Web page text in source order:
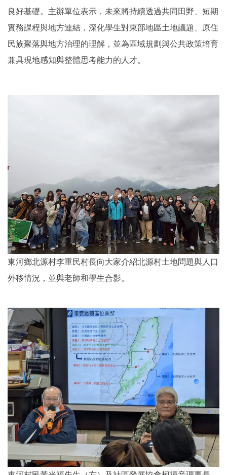
良好基礎。主辦單位表示，未來將持續透過共同田野、短期
實務課程與地方連結，深化學生對東部地區土地議題、原住
民族聚落與地方治理的理解，並為區域規劃與公共政策培育
兼具現地感知與整體思考能力的人才。
東河鄉北源村李重民村長向大家介紹北源村土地問題與人口
外移情況，並與老師和學生合影。